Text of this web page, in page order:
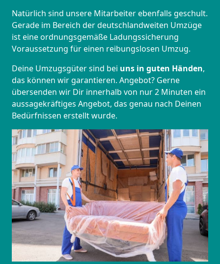
Natürlich sind unsere Mitarbeiter ebenfalls geschult.
Gerade im Bereich der deutschlandweiten Umzüge
ist eine ordnungsgemäße Ladungssicherung
Voraussetzung für einen reibungslosen Umzug.
Deine Umzugsgüter sind bei uns in guten Händen,
das können wir garantieren. Angebot? Gerne
übersenden wir Dir innerhalb von nur 2 Minuten ein
aussagekräftiges Angebot, das genau nach Deinen
Bedürfnissen erstellt wurde.